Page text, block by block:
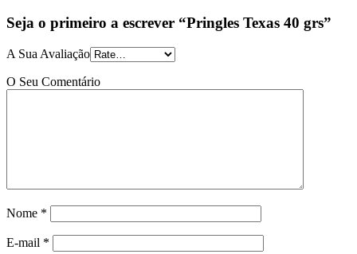
Seja o primeiro a escrever “Pringles Texas 40 grs”
A Sua Avaliação
O Seu Comentário
Nome *
E-mail *